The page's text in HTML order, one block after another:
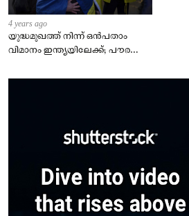
4 years ago
യുദ്ധമുഖത്ത് നിന്ന് ഒൻപതാം
വിമാനം ഇന്ത്യയിലേക്ക്; പൗരന്മാർ
– കേന്ദ്രം